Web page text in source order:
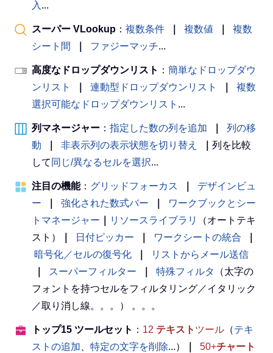
入...
スーパー VLookup ： 複数条件 複数値
複数
シート間
ファジーマッチ...
高度なドロップダウンリスト ： 簡単なドロップダウ
ンリスト
連動型ドロップダウンリスト
複数
選択可能なドロップダウンリスト ...
列マネージャー ： 指定した数の列を追加
列の移
動
非表示列の表示状態を切り替え
列を比較
して 同じ/異なるセルを選択...
注目の機能： グリッドフォーカス
デザインビュ
ー
強化された数式バー
ワークブックとシー
トマネージャー
リソースライブラリ
（オートテキ
スト）
日付ピッカー ワークシートの統合
暗号化／セルの復号化
リストからメール送信
スーパーフィルター 特殊フィルタ
（太字の
フォントを持つセルをフィルタリング／イタリック
／取り消し線。。。） 。。。
トップ15 ツールセット ： 12 テキスト ツール （テキ
ストの追加、 特定の文字を削除...） 50+チャート